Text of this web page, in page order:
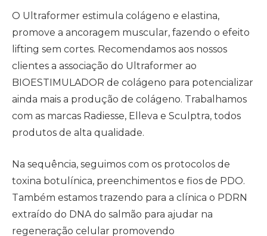
O Ultraformer estimula colágeno e elastina,
promove a ancoragem muscular, fazendo o efeito
lifting sem cortes. Recomendamos aos nossos
clientes a associação do Ultraformer ao
BIOESTIMULADOR de colágeno para potencializar
ainda mais a produção de colágeno. Trabalhamos
com as marcas Radiesse, Elleva e Sculptra, todos
produtos de alta qualidade.
Na sequência, seguimos com os protocolos de
toxina botulínica, preenchimentos e fios de PDO.
Também estamos trazendo para a clínica o PDRN
extraído do DNA do salmão para ajudar na
regeneração celular promovendo